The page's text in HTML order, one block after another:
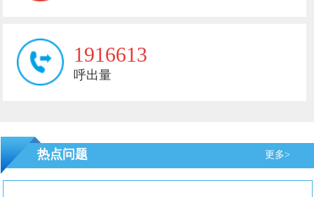
1916613
呼出量
热点问题 更多>